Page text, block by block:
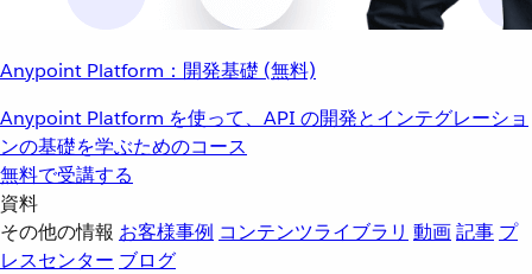
Anypoint Platform：開発基礎 (無料)
Anypoint Platform を使って、API の開発とインテグレーショ
ンの基礎を学ぶためのコース
無料で受講する
資料
その他の情報 お客様事例 コンテンツライブラリ 動画記事 プ
レスセンター ブログ